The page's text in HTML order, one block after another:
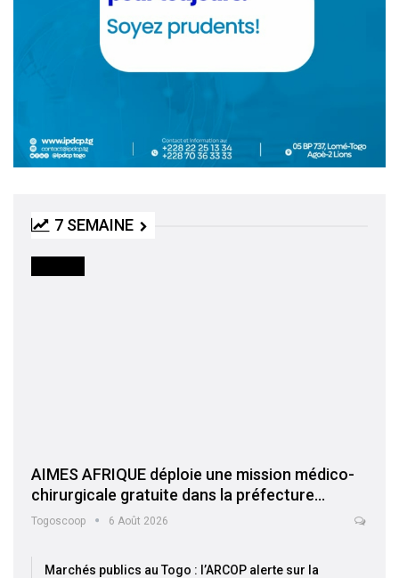
7 SEMAINE
AIMES AFRIQUE déploie une mission médico-
chirurgicale gratuite dans la préfecture…
Togoscoop 6 Août 2026
Marchés publics au Togo : l’ARCOP alerte sur la